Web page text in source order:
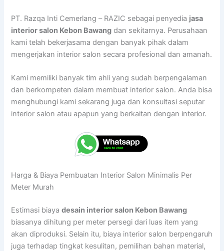
PT. Razqa Inti Cemerlang – RAZIC sebagai penyedia jasa
interior salon Kebon Bawang dan sekitarnya. Perusahaan
kami telah bekerjasama dengan banyak pihak dalam
mengerjakan interior salon secara profesional dan amanah.
Kami memiliki banyak tim ahli yang sudah berpengalaman
dan berkompeten dalam membuat interior salon. Anda bisa
menghubungi kami sekarang juga dan konsultasi seputar
interior salon atau apapun yang berkaitan dengan interior.
Harga & Biaya Pembuatan Interior Salon Minimalis Per
Meter Murah
Estimasi biayadesain interior salon Kebon Bawang
biasanya dihitung per meter persegi dari luas item yang
akan diproduksi. Selain itu, biaya interior salon berpengaruh
juga terhadap tingkat kesulitan, pemilihan bahan material,